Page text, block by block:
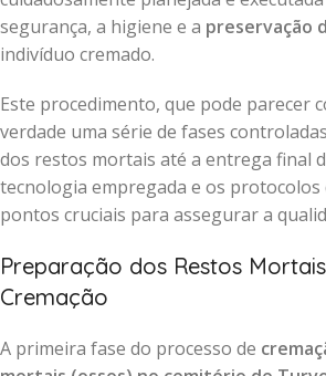
segurança, a higiene e a preservação
indivíduo cremado.
Este procedimento, que pode parecer
verdade uma série de fases
dos restos mortais até a entrega final
tecnologia empregada e os protocolos
pontos cruciais para assegurar a
Preparação dos Restos
Cremação
A primeira fase do processo de